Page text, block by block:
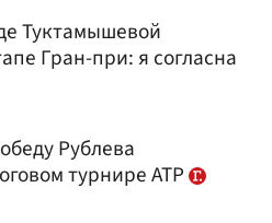
Туктамышевой
Гран-при: я согласна
Рублева
турнире ATP